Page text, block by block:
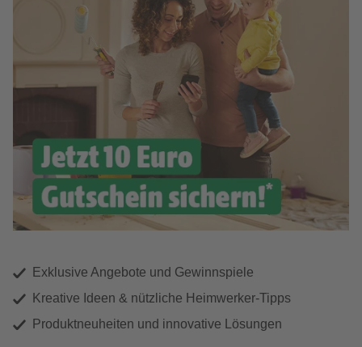
Exklusive Angebote und Gewinnspiele
Kreative Ideen & nützliche Heimwerker-Tipps
Produktneuheiten und innovative Lösungen